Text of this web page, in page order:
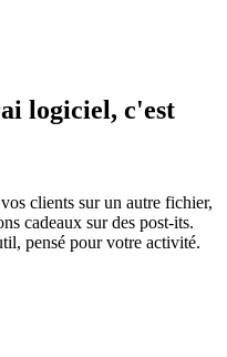
logiciel, c'est
clients sur un autre fichier,
cadeaux sur des post-its.
pensé pour votre activité.